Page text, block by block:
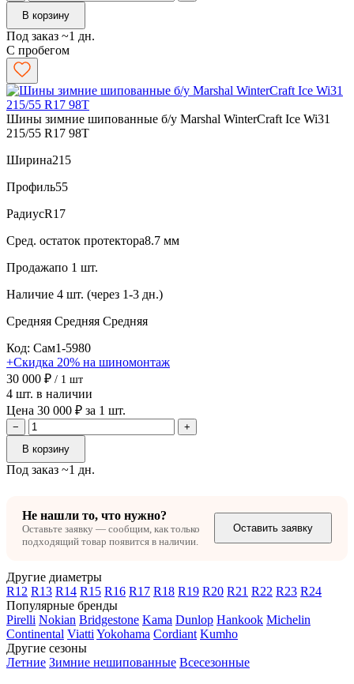
В корзину
Под заказ ~1 дн.
С пробегом
Шины зимние шипованные б/у Marshal WinterCraft Ice Wi31
215/55 R17 98T
Ширина215
Профиль55
РадиусR17
Сред. остаток протектора8.7 мм
Продажапо 1 шт.
Наличие 4 шт. (через 1-3 дн.)
Средняя Средняя Средняя
Код: Сам1-5980
+Скидка 20% на шиномонтаж
30 000 ₽ / 1 шт
4 шт. в наличии
Цена 30 000 ₽ за 1 шт.
−
+
В корзину
Под заказ ~1 дн.
Не нашли то, что нужно?
Оставьте заявку — сообщим, как только
подходящий товар появится в наличии.
Оставить заявку
Другие диаметры
R12 R13 R14 R15 R16 R17 R18 R19 R20 R21 R22 R23 R24
Популярные бренды
Pirelli Nokian Bridgestone Kama Dunlop Hankook Michelin
Continental Viatti Yokohama Cordiant Kumho
Другие сезоны
Летние Зимние нешипованные Всесезонные